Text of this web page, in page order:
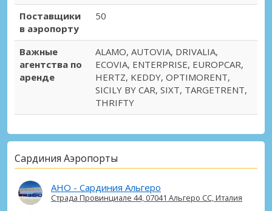
Поставщики
в аэропорту
50
Важные
агентства по
аренде
ALAMO, AUTOVIA, DRIVALIA,
ECOVIA, ENTERPRISE, EUROPCAR,
HERTZ, KEDDY, OPTIMORENT,
SICILY BY CAR, SIXT, TARGETRENT,
THRIFTY
Сардиния Аэропорты
AHO - Сардиния Альгеро
Страда Провинциале 44, 07041 Альгеро СС, Италия